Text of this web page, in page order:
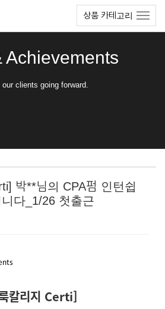
상품 카테고리
Achievements
clients going forward.
박**님의 CPA펌 인턴쉽
다_1/26 첫출근
칼리지 Certi]